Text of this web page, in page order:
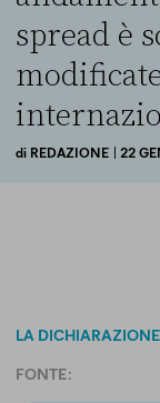
spread è
di REDAZIONE | 22
LA DICHIARAZIONE
FONTE: